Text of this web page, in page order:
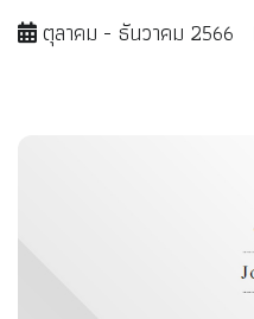
ตุลาคม - ธันวาคม 2566